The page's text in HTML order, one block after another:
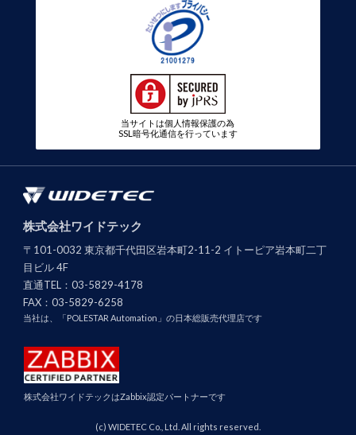
当サイトは個人情報保護の為
SSL暗号化通信を行っています
株式会社ワイドテック
〒101-0032 東京都千代田区岩本町2-11-2 イトーピア岩本町二丁
目ビル 4F
直通TEL：03-5829-4178
FAX：03-5829-6258
当社は、「POLESTAR Automation」の日本総販売代理店です
株式会社ワイドテックはZabbix認定パートナーです
(c) WIDETEC Co., Ltd. All rights reserved.